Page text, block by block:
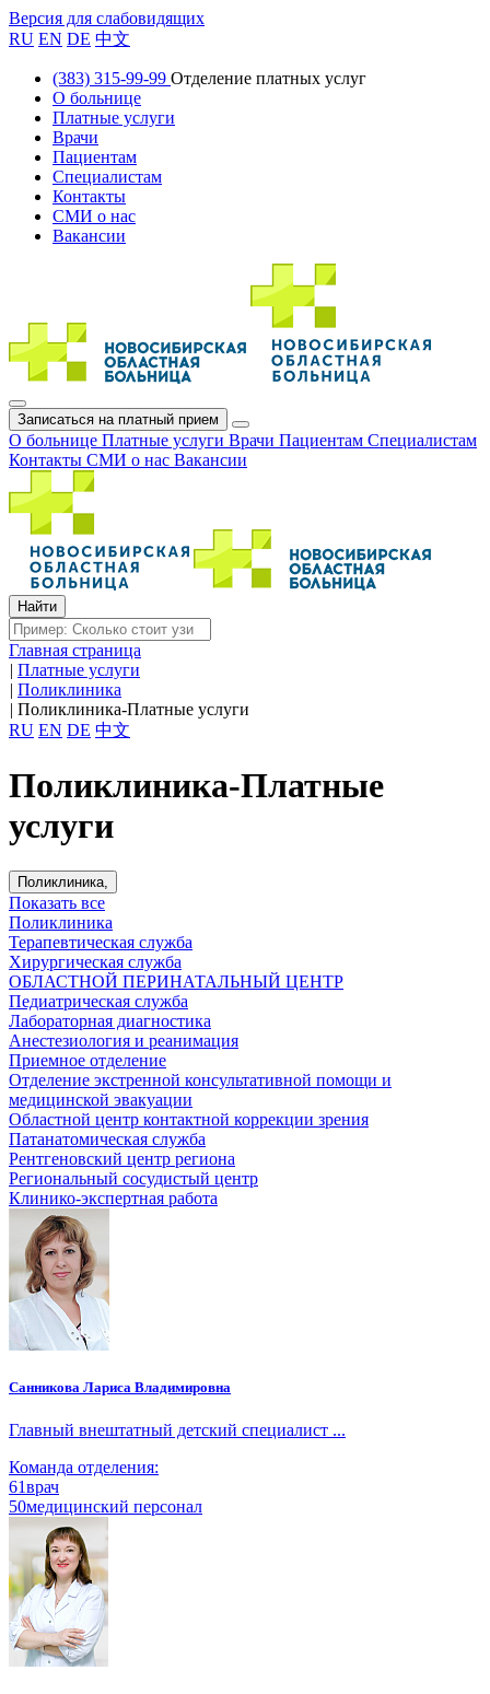
Версия для слабовидящих
RU EN DE 中文
(383) 315-99-99 Отделение платных услуг
О больнице
Платные услуги
Врачи
Пациентам
Специалистам
Контакты
СМИ о нас
Вакансии
Записаться на платный прием
О больнице Платные услуги Врачи Пациентам Специалистам
Контакты СМИ о нас Вакансии
Главная страница
| Платные услуги
| Поликлиника
| Поликлиника-Платные услуги
RU EN DE 中文
Поликлиника-Платные
услуги
Поликлиника,
Показать все
Поликлиника
Терапевтическая служба
Хирургическая служба
ОБЛАСТНОЙ ПЕРИНАТАЛЬНЫЙ ЦЕНТР
Педиатрическая служба
Лабораторная диагностика
Анестезиология и реанимация
Приемное отделение
Отделение экстренной консультативной помощи и
медицинской эвакуации
Областной центр контактной коррекции зрения
Патанатомическая служба
Рентгеновский центр региона
Региональный сосудистый центр
Клинико-экспертная работа
Санникова Лариса Владимировна
Главный внештатный детский специалист ...
Команда отделения:
61врач
50медицинский персонал